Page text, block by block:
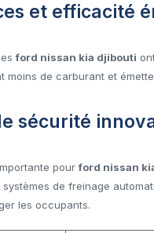
et efficacité
ford nissan kia djibouti
moins de carburant et
sécurité
pourford nissan
de freinage
les occupants.